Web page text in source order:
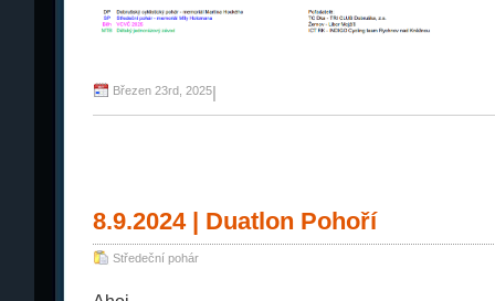
Březen 23rd, 2025|
8.9.2024 | Duatlon Pohoří
Středeční pohár